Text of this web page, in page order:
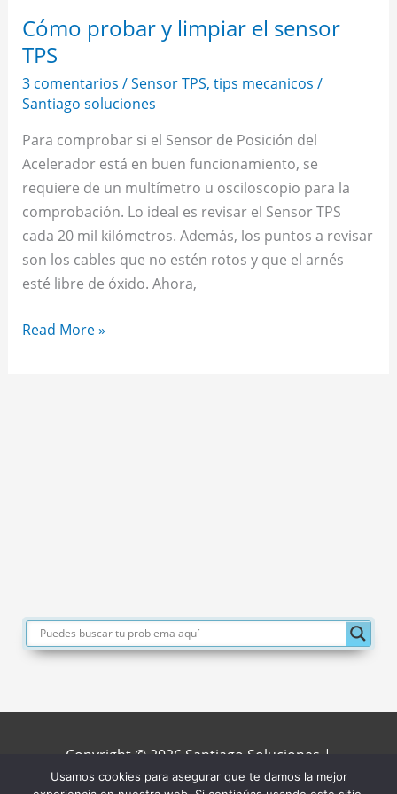
Cómo probar y limpiar el sensor
TPS
3 comentarios /Sensor TPS,tips mecanicos /
Santiago soluciones
Para comprobar si el Sensor de Posición del
Acelerador está en buen funcionamiento, se
requiere de un multímetro u osciloscopio para la
comprobación. Lo ideal es revisar el Sensor TPS
cada 20 mil kilómetros. Además, los puntos a revisar
son los cables que no estén rotos y que el arnés
esté libre de óxido. Ahora,
Read More »
Copyright © 2026 Santiago Soluciones |
Usamos cookies para asegurar que te damos la mejor